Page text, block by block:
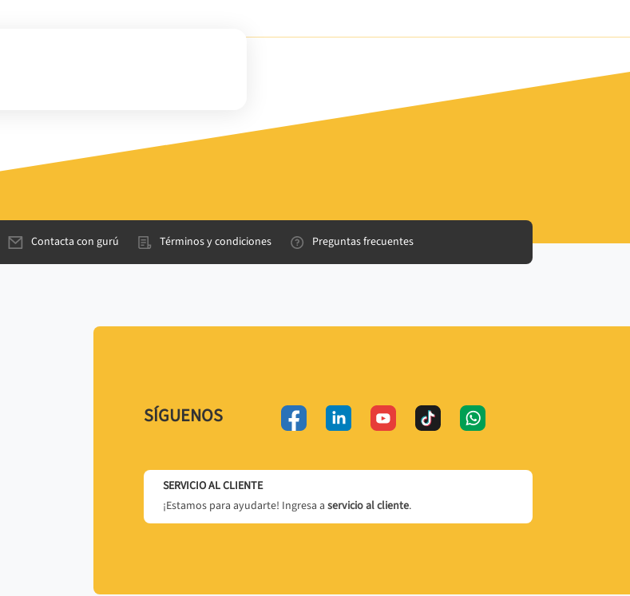
Contacta con gurú Términos y condiciones Preguntas frecuentes
SÍGUENOS
SERVICIO AL CLIENTE
¡Estamos para ayudarte! Ingresa a servicio al cliente.